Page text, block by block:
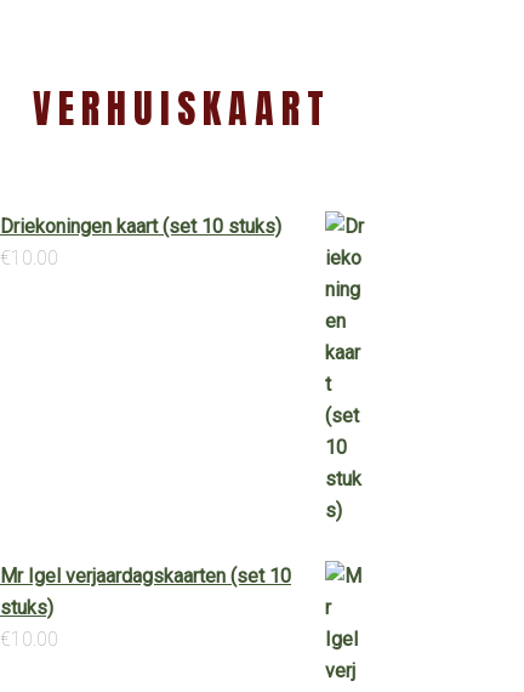
VERHUISKAART
Driekoningen kaart (set 10 stuks)
€10.00
Mr Igel verjaardagskaarten (set 10
stuks)
€10.00